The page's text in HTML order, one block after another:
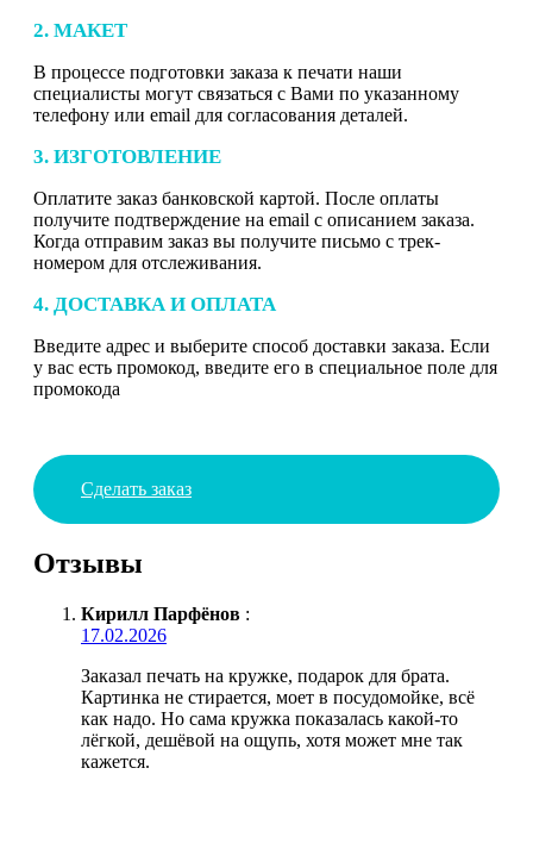
2. МАКЕТ
В процессе подготовки заказа к печати наши
специалисты могут связаться с Вами по указанному
телефону или email для согласования деталей.
3. ИЗГОТОВЛЕНИЕ
Оплатите заказ банковской картой. После оплаты
получите подтверждение на email с описанием заказа.
Когда отправим заказ вы получите письмо с трек-
номером для отслеживания.
4. ДОСТАВКА И ОПЛАТА
Введите адрес и выберите способ доставки заказа. Если
у вас есть промокод, введите его в специальное поле для
промокода
Сделать заказ
Отзывы
Кирилл Парфёнов :
17.02.2026
Заказал печать на кружке, подарок для брата.
Картинка не стирается, моет в посудомойке, всё
как надо. Но сама кружка показалась какой-то
лёгкой, дешёвой на ощупь, хотя может мне так
кажется.